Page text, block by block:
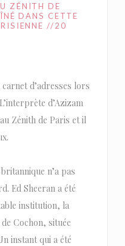
ZÉNITH DE
DANS CETTE
//20
d’adresses lors
d’Azizam
Zénith de Paris et il
n’a pas
Ed Sheeran a été
institution, la
Cochon, située
instant qui a été